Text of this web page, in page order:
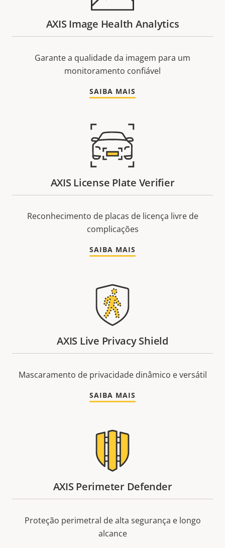
AXIS Image Health Analytics
Garante a qualidade da imagem para um
monitoramento confiável
SAIBA MAIS
AXIS License Plate Verifier
Reconhecimento de placas de licença livre de
complicações
SAIBA MAIS
AXIS Live Privacy Shield
Mascaramento de privacidade dinâmico e versátil
SAIBA MAIS
AXIS Perimeter Defender
Proteção perimetral de alta segurança e longo
alcance